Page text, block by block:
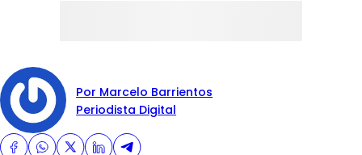
Por Marcelo Barrientos
Periodista Digital